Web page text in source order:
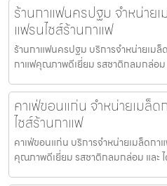
ร้านกาแฟนครปฐม จำหน่า
แฟรนไชส์ร้านกาแฟ
ร้านกาแฟนครปฐม บริการจำหน่ายเม
กาแฟคุณภาพดีเยี่ยม รสชาติกลมกล่อม
คาเฟ่ขอนแก่น จำหน่ายเมล็
ไชส์ร้านกาแฟ
คาเฟ่ขอนแก่น บริการจำหน่ายเมล็ดกา
คุณภาพดีเยี่ยม รสชาติกลมกล่อม และ